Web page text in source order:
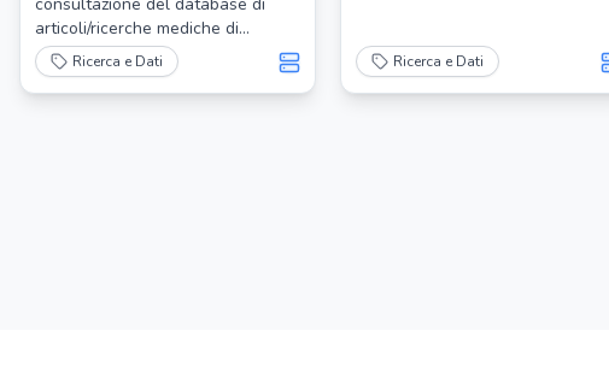
articoli/ricerche mediche di
PubMedRicerca e Dati Ricerca e Dati